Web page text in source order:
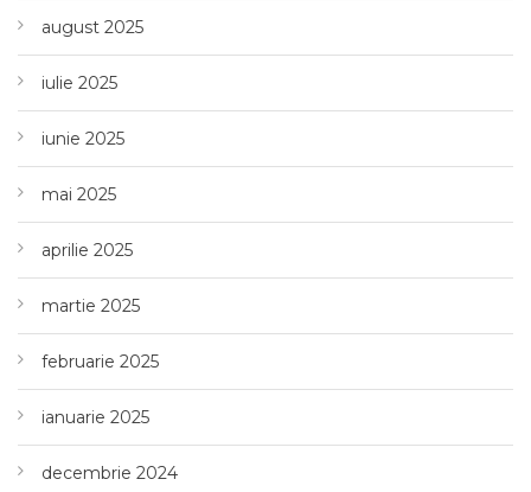
august 2025
iulie 2025
iunie 2025
mai 2025
aprilie 2025
martie 2025
februarie 2025
ianuarie 2025
decembrie 2024